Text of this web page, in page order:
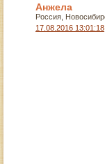
Анжела
Россия,
17.08.2016 13:01:18